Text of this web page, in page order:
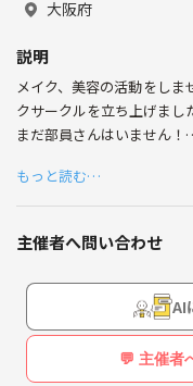
大阪府
説明
メイク、美容の活動をし
クサークルを立ち上げまし
まだ部員さんはいません！
ています😊
メイクに興味はあるけど
たいな人も、ぜひお待ちし
部員さんが集まり次第、場
ず大阪で開こうかなと思っ
【サークル設立の想い】
他のサークルとか、雰囲
ました！
もっと読む…
主催者へ問い合わせ
AI
💬 主催者